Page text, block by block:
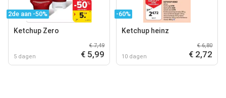
2de aan -50%
Ketchup Zero
5 dagen
€ 7,49
€ 5,99
-60%
Ketchup heinz
10 dagen
€ 6,80
€ 2,72